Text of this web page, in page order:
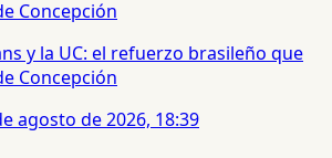
y la UC: el refuerzo brasileño que
Concepción
agosto de 2026, 18:39